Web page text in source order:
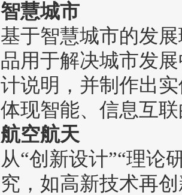
智慧城市
基于智慧城市的发
品用于解决城市发
计说明，并制作出
体现智能、信息互
航空航天
从“创新设计”“理论
究，如高新技术再